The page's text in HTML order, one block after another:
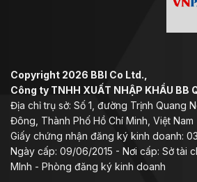
Copyright 2026 BBI Co Ltd.,
Công ty TNHH XUẤT NHẬP KHẨU BB
Địa chỉ trụ sở: Số 1, đường Trịnh Quang
Đông, Thành Phố Hồ Chí Minh, Việt Nam
Giấy chứng nhận đăng ký kinh doanh:
Ngày cấp: 09/06/2015 - Nơi cấp: Sở tài
MInh - Phòng đăng ký kinh doanh